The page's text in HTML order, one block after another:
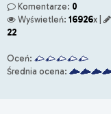
Komentarze: 0
Wyświetleń: 16926x |
22
Oceń:
Średnia ocena: